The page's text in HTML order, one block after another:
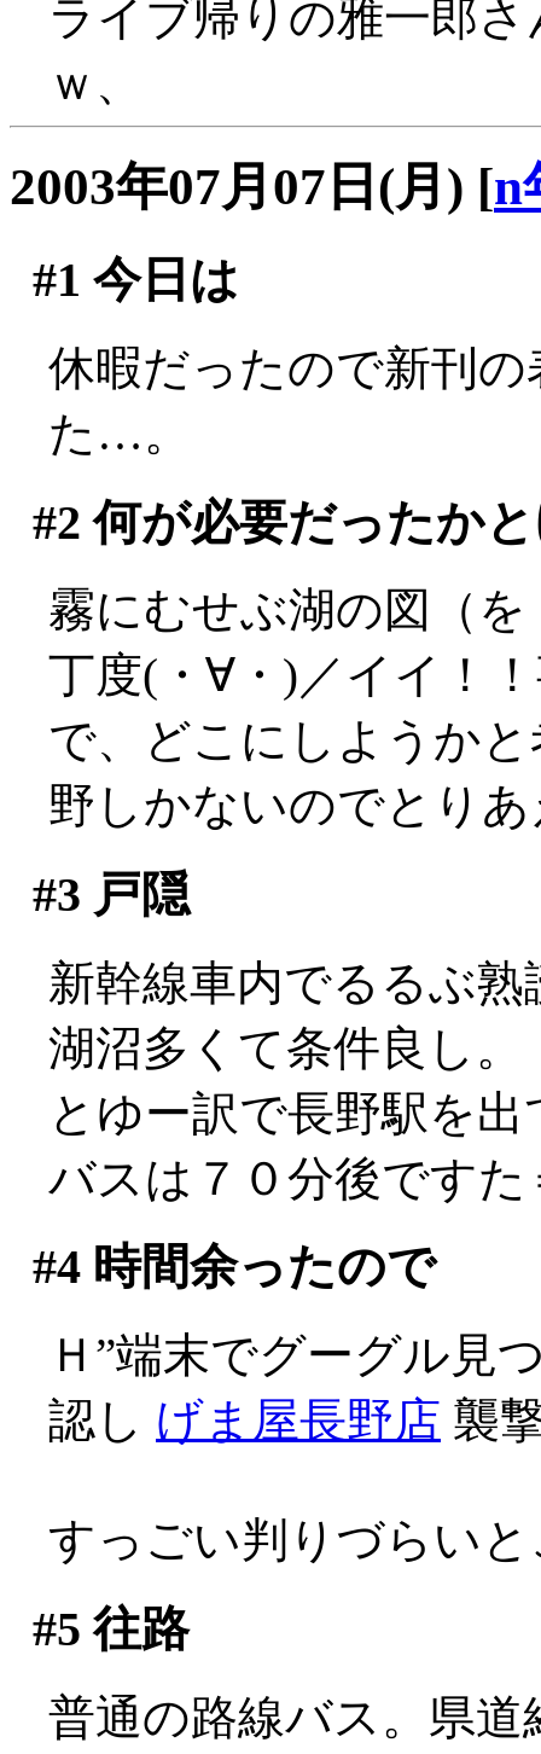
ライブ帰りの雅一郎
ｗ、
2003年07月07日(月) [n
#1 今日は
休暇だったので新刊
た…。
#2 何が必要だったか
霧にむせぶ湖の図（を
丁度(・∀・)／イイ！
で、どこにしようか
野しかないのでとり
#3 戸隠
新幹線車内でるるぶ
湖沼多くて条件良し。
とゆー訳で長野駅を
バスは７０分後です
#4時間余ったので
Ｈ”端末でグーグル見
認し げま屋長野店 襲
すっごい判りづらい
#5 往路
普通の路線バス。県